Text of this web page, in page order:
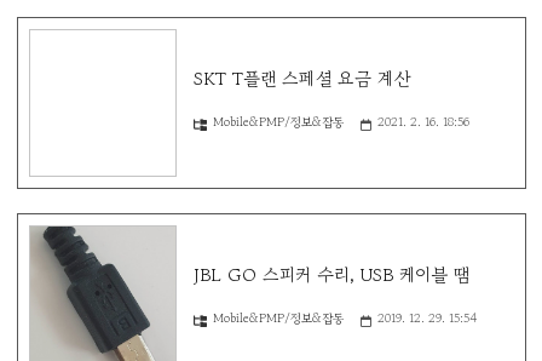
SKT T플랜 스페셜 요금 계산
Mobile&PMP/정보&잡동 2021. 2. 16. 18:56
JBL GO 스피커 수리, USB 케이블 땜
Mobile&PMP/정보&잡동 2019. 12. 29. 15:54